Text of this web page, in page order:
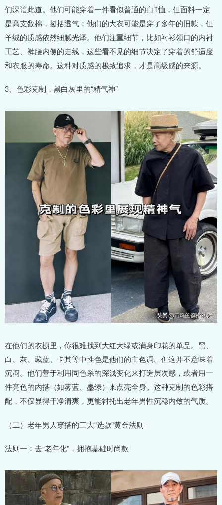
们深谙此道。他们可能穿着一件看似普通的白T恤，但面料一定
是高支数棉，挺括透气；他们的大衣可能是穿了多年的旧款，但
羊绒的质感依然细腻光泽。他们注重细节，比如衬衫领口的内衬
工艺、裤腰内侧的走线，这些看不见的细节决定了穿着的舒适度
和衣服的寿命。这种对质感的极致追求，才是高级感的来源。
3、色彩克制，黑白灰里的“精气神”
在他们的衣橱里，你很难找到大红大绿或满身印花的单品。黑、
白、灰、藏蓝、卡其等中性色是他们的主色调。但这并不意味着
沉闷。他们善于利用同色系的深浅变化来打造层次感，或者用一
件亮色的内搭（如雾蓝、墨绿）来点亮全身。这种克制的色彩搭
配，不仅显得干净清爽，更能衬托出老年男性沉稳内敛的气质。
（二）老年男人穿搭的三大“选款”黄金法则
法则一：去“老年化”，拥抱基础时尚款